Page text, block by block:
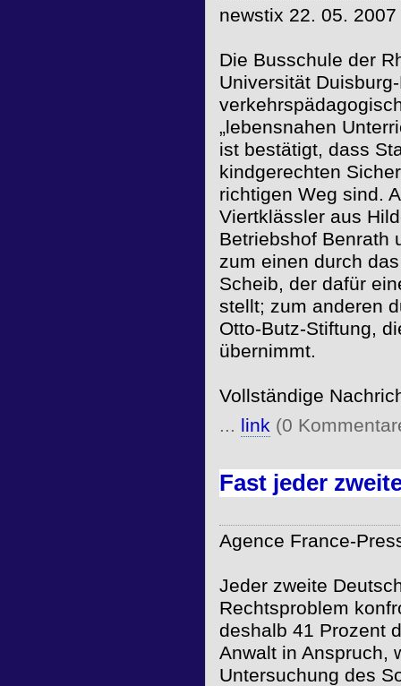
newstix 22. 05. 2007
Die Busschule der
Universität
„lebensnahen
ist bestätigt, dass
kindgerechten
richtigen Weg sind.
Viertklässler aus
Betriebshof Benrath
zum einen durch
Scheib, der dafür
stellt; zum anderen
Otto-Butz-Stiftung,
übernimmt.
Vollständige
... link(0
Fast jeder
Agence France-
Jeder zweite
Rechtsproblem
deshalb 41 Prozent
Anwalt in Anspruch,
Untersuchung des